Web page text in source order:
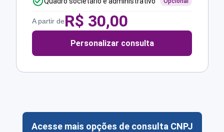
A partir deR$ 30,00
Personalizar consulta
Acesse mais opções de consulta CNPJ